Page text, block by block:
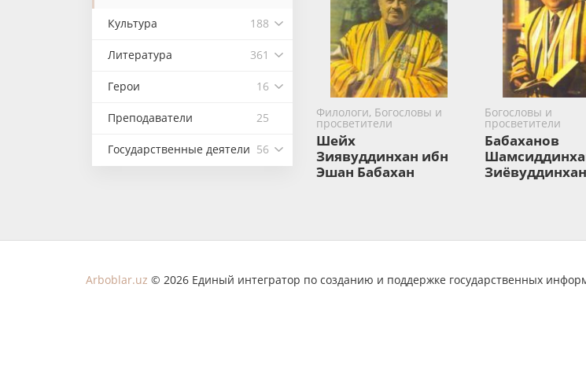
Культура 188
Литература 361
Герои 16
Преподаватели 25
Государственные деятели 56
Филологи, Богословы и
просветители
Шейх
Зиявуддинхан ибн
Эшан Бабахан
Богословы и
просветители
Бабаханов
Arboblar.uz © 2026 Единый интегратор по созданию и поддержке государственных